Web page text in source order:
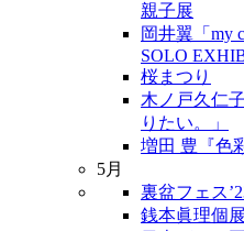
親子展
岡井翼「my
SOLO
桜まつり
木ノ戸久仁
りたい。」
増田 豊『色
5月
裏盆フェス
銭本眞理個